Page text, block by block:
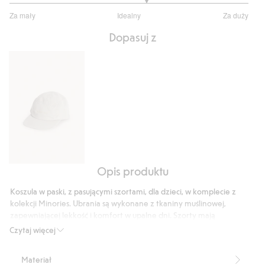
Za mały Idealny Za duży
na
Dopasuj z
daszkiem,
haftem
Opis produktu
Czytaj więcej
Koszula w paski, z pasującymi szortami, dla dzieci, w komplecie z
kolekcji Minories. Ubrania są wykonane z tkaniny muślinowej,
regulowany pas z gumą, kieszenie po bokach i imitację guzika z
Numer artykułu
Materiał